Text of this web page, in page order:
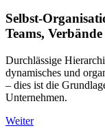
Selbst-
Teams,
Durchlässige
dynamisches und
– dies ist die
Unternehmen.
Weiter